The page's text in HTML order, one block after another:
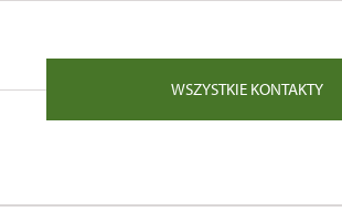
81 54443
WSZYSTKIE KONTAKTY